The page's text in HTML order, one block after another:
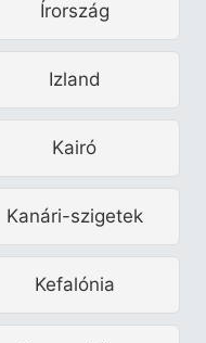
Írország
Izland
Kairó
Kanári-szigetek
Kefalónia